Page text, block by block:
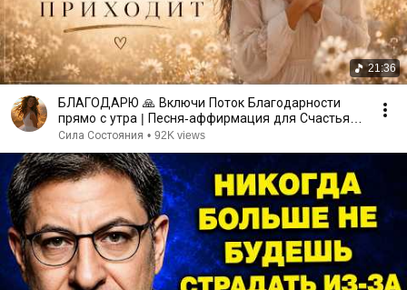
21:36
БЛАГОДАРЮ 🙏 Включи Поток Благодарности
прямо с утра | Песня-аффирмация для Счастья,
Любви и Изобилия
Сила Состояния • 92K views